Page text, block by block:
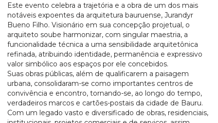
UATI
Este evento celebra a trajetória e a obra de um dos mais
notáveis expoentes da arquitetura bauruense, Jurandyr
Bueno Filho. Visionário em sua concepção projetual, o
arquiteto soube harmonizar, com singular maestria, a
funcionalidade técnica a uma sensibilidade arquitetônica
refinada, atribuindo identidade, permanência e expressivo
valor simbólico aos espaços por ele concebidos.
Suas obras públicas, além de qualificarem a paisagem
urbana, consolidaram-se como importantes centros de
convivência e encontro, tornando-se, ao longo do tempo,
verdadeiros marcos e cartões-postais da cidade de Bauru.
Com um legado vasto e diversificado de obras, residenciais,